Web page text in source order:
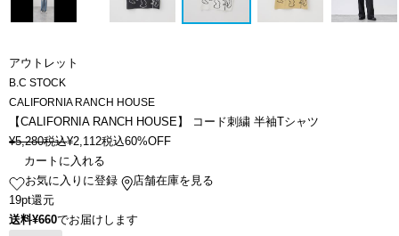
アウトレット
B.C STOCK
CALIFORNIA RANCH HOUSE
【CALIFORNIA RANCH HOUSE】 コード刺繍 半袖Tシャツ
¥5,280税込¥2,112税込60%OFF
カートに入れる
お気に入りに登録
店舗在庫を見る
19pt還元
送料¥660でお届けします